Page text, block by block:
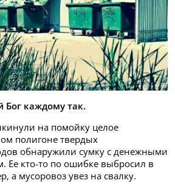
каждому так.
на помойку целое
полигоне твердых
обнаружили сумку с денежными
Ее кто-то по ошибке выбросил в
а мусоровоз увез на свалку.